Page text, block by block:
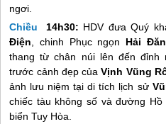
ngơi.
Chiều
14h30: HDV đưa Quý
Điện , chinh Phục ngọn Hải
thang từ chân núi lên đến đỉnh
trước cảnh đẹp củaVịnh Vũng
ảnh lưu niệm tại di tích lịch sử
chiếc tàu không số và đường
biển Tuy Hòa.